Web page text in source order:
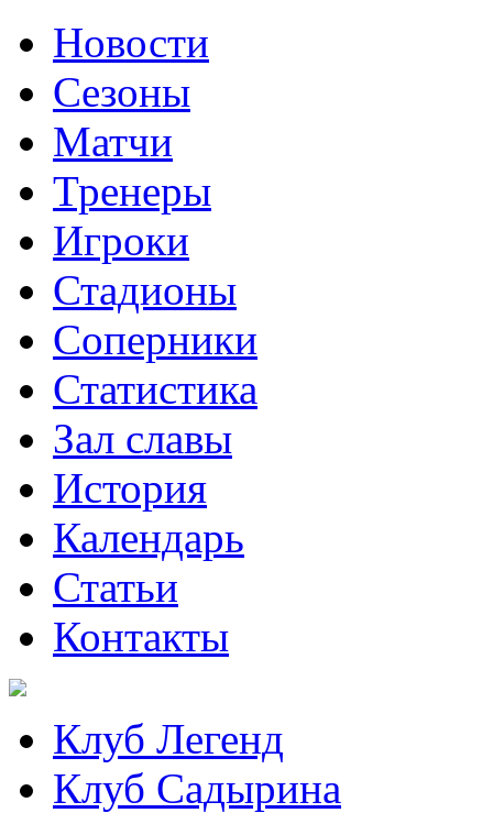
Новости
Сезоны
Матчи
Тренеры
Игроки
Стадионы
Соперники
Статистика
Зал славы
История
Календарь
Статьи
Контакты
Клуб Легенд
Клуб Садырина